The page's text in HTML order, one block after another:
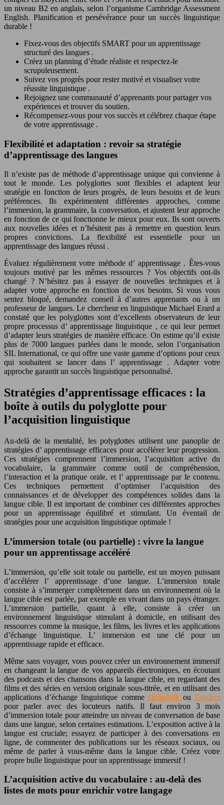
un niveau B2 en anglais, selon l’organisme Cambridge Assessment
English. Planification et persévérance pour un succès linguistique
durable !
Fixez-vous des objectifs SMART pour un apprentissage
structuré des langues .
Créez un planning d’étude réaliste et respectez-le
scrupuleusement.
Suivez vos progrès pour rester motivé et visualiser votre
réussite linguistique .
Rejoignez une communauté d’apprenants pour partager vos
expériences et trouver du soutien.
Récompensez-vous pour vos succès et célébrez chaque étape
de votre apprentissage .
Flexibilité et adaptation : revoir sa stratégie
d’apprentissage des langues
Il n’existe pas de méthode d’apprentissage unique qui convienne à
tout le monde. Lespolyglottes sont flexibles et adaptent leur
stratégie en fonction de leurs progrès, de leurs besoins et de leurs
préférences. Ils expérimentent différentes approches, comme
l’immersion, la grammaire, la conversation, et ajustent leur approche
en fonction de ce qui fonctionne le mieux pour eux. Ils sont ouverts
aux nouvelles idées et n’hésitent pas à remettre en question leurs
propres convictions. La flexibilitéest essentielle pour un
apprentissage des langues réussi .
Évaluez régulièrement votre méthode d’ apprentissage . Êtes-vous
toujours motivé par les mêmes ressources ? Vos objectifs ont-ils
changé ? N’hésitez pas à essayer de nouvelles techniques et à
adapter votre approche en fonction de vos besoins. Si vous vous
sentez bloqué, demandez conseil à d’autres apprenants ou à un
professeur de langues. Le chercheur en linguistique Michael Erard a
constaté que les polyglottes sont d’excellents observateurs de leur
propre processus d’apprentissage linguistique , ce qui leur permet
d’adapter leurs stratégies de manière efficace. On estime qu’il existe
plus de 7000 languesparlées dans le monde, selon l’organisation
SIL International, ce qui offre une vaste gamme d’options pour ceux
qui souhaitent se lancer dans l’apprentissage . Adapter votre
approche garantit un succès linguistique personnalisé.
Stratégies d’apprentissage efficaces : la
boîte à outils du polyglotte pour
l’acquisition linguistique
Au-delà de la mentalité, lespolyglottes utilisent une panoplie de
stratégies d’apprentissage efficaces pour accélérer leur progression.
Ces stratégies comprennent l’immersion, l’acquisition active du
vocabulaire, la grammaire comme outil de compréhension,
l’interaction et la pratique orale, et l’ apprentissage par le contenu.
Ces techniques permettent d’optimiser l’acquisition des
connaissances et de développer des compétences solides dans la
langue cible. Il est important de combiner ces différentes approches
pour un apprentissageéquilibré et stimulant. Un éventail de
stratégies pour une acquisition linguistique optimale !
L’immersion totale (ou partielle) : vivre la langue
pour un apprentissage accéléré
L’immersion, qu’elle soit totale ou partielle, est un moyen puissant
d’accélérer l’ apprentissaged’une langue. L’immersion totale
consiste à s’immerger complètement dans un environnement où la
langue cible est parlée, par exemple en vivant dans un pays étranger.
L’immersion partielle, quant à elle, consiste à créer un
environnement linguistique stimulant à domicile, en utilisant des
ressources comme la musique, les films, les livres et les applications
d’échange linguistique. L’ immersion est une clé pour un
apprentissage rapide et efficace.
Même sans voyager, vous pouvez créer un environnement immersif
en changeant la langue de vos appareils électroniques, en écoutant
des podcasts et des chansons dans la langue cible, en regardant des
films et des séries en version originale sous-titrée, et en utilisant des
applications d’échange linguistique comme HelloTalk ouTandem
pour parler avec des locuteurs natifs. Il faut environ 3 mois
d’immersion totale pour atteindre un niveau de conversation de base
dans une langue, selon certaines estimations. L’exposition active à la
langue est cruciale; essayez de participer à des conversations en
ligne, de commenter des publications sur les réseaux sociaux, ou
même de parler à vous-même dans la langue cible. Créez votre
propre bulle linguistique pour un apprentissage immersif !
L’acquisition active du vocabulaire : au-delà des
listes de mots pour enrichir votre langage